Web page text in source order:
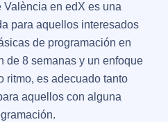
en edX es una
para aquellos interesados
de programación en
de 8 semanas y un enfoque
ritmo, es adecuado tanto
aquellos con alguna